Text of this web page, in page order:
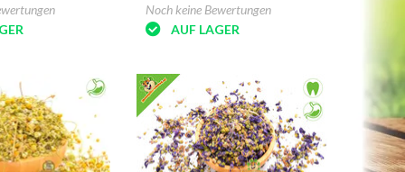
Noch keine Bewertungen
AUF LAGER